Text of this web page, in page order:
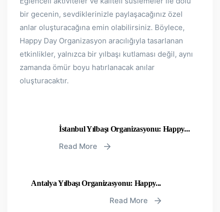
bir gecenin, sevdiklerinizle paylaşacağınız özel
anlar oluşturacağına emin olabilirsiniz. Böylece,
Happy Day Organizasyon aracılığıyla tasarlanan
etkinlikler, yalnızca bir yılbaşı kutlaması değil, aynı
zamanda ömür boyu hatırlanacak anılar
oluşturacaktır.
İstanbul Yılbaşı Organizasyonu: Happy...
Read More
Antalya Yılbaşı Organizasyonu: Happy...
Read More